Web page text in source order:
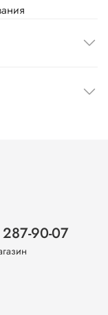
90-07